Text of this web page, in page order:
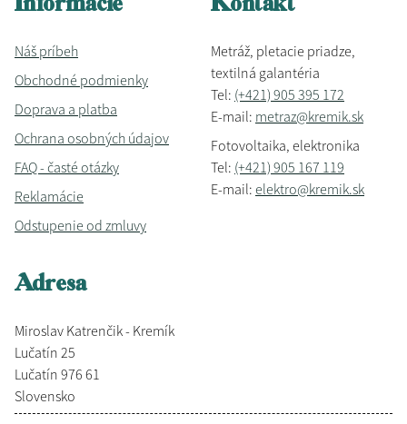
Informácie
Náš príbeh
Obchodné podmienky
Doprava a platba
Ochrana osobných údajov
FAQ - časté otázky
Reklamácie
Odstupenie od zmluvy
Kontakt
Metráž, pletacie priadze,
textilná galantéria
Tel: (+421) 905 395 172
E-mail: metraz@kremik.sk
Fotovoltaika, elektronika
Tel: (+421) 905 167 119
E-mail: elektro@kremik.sk
Adresa
Miroslav Katrenčik - Kremík
Lučatín 25
Lučatín 976 61
Slovensko